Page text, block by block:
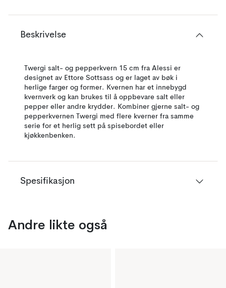
Beskrivelse
Twergi salt- og pepperkvern 15 cm fra Alessi er
designet av Ettore Sottsass og er laget av bøk i
herlige farger og former. Kvernen har et innebygd
kvernverk og kan brukes til å oppbevare salt eller
pepper eller andre krydder. Kombiner gjerne salt- og
pepperkvernen Twergi med flere kverner fra samme
serie for et herlig sett på spisebordet eller
kjøkkenbenken.
Spesifikasjon
Andre likte også